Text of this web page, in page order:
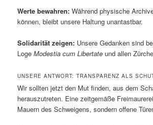
Werte bewahren: Während physische
können, bleibt unsere Haltung unantastbar.
Solidarität zeigen: Unsere Gedanken sind
LogeModestia cum Libertate und allen
UNSERE ANTWORT: TRANSPARENZ ALS
Wir sollten jetzt den Mut finden, aus dem
herauszutreten. Eine zeitgemäße
Mauern des Schweigens, sondern offene